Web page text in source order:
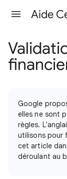
Google
elles ne sont
règles.
utilisons pour
cet article
déroulant au